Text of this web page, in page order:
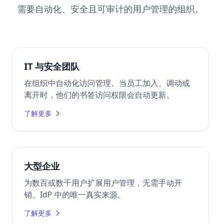
需要自动化、安全且可审计的用户管理的组织。
IT 与安全团队
在组织中自动化访问管理。当员工加入、调动或
离开时，他们的书签访问权限会自动更新。
了解更多
大型企业
为数百或数千用户扩展用户管理，无需手动开
销。IdP 中的唯一真实来源。
了解更多